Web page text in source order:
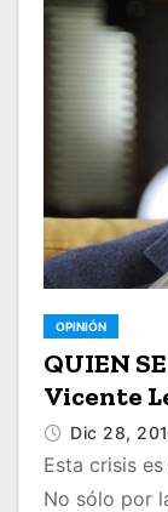
OPINIÓN
QUIEN
Vicente
Dic 28,
Esta crisis
No sólo por